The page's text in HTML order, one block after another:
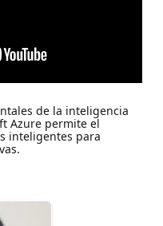
de la inteligencia
Azure permite el
inteligentes para